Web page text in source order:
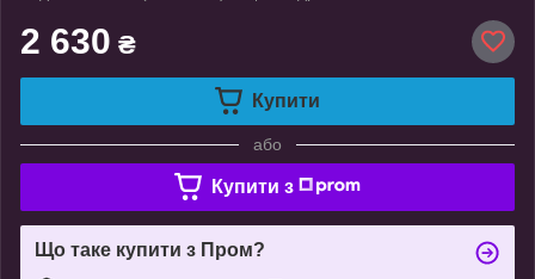
2 630 ₴
Купити
або
Купити з
Що таке купити з Пром?